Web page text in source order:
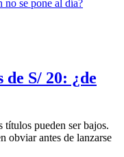
de S/ 20: ¿de
títulos pueden ser bajos.
obviar antes de lanzarse